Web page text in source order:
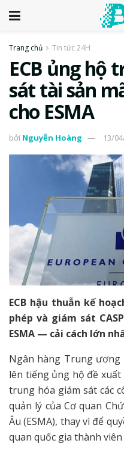
Trang chủ Tin tức 24H
ECB ủng hộ
sát tài sản
cho ESMA
bởi Nguyễn Hoàng 13/
ECB hậu thuẫn kế
phép và giám sát
ESMA — cải cách lớn
Ngân hàng Trung ương
lên tiếng ủng hộ đề xuất
trung hóa giám sát các
quản lý của Cơ quan
Âu (ESMA), thay vì để
quan quốc gia thành